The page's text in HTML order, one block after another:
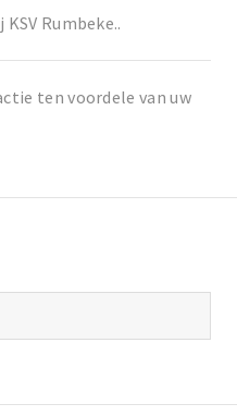
Rumbeke..
ten voordele van uw